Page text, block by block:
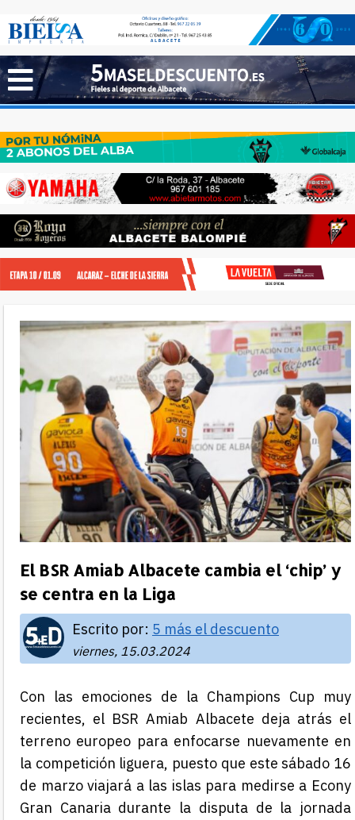
El BSR Amiab Albacete cambia el ‘chip’ y
se centra en la Liga
Escrito por: 5 más el descuento
viernes, 15.03.2024
Con las emociones de la Champions Cup muy
recientes, el BSR Amiab Albacete deja atrás el
terreno europeo para enfocarse nuevamente en
la competición liguera, puesto que este sábado 16
de marzo viajará a las islas para medirse a Econy
Gran Canaria durante la disputa de la jornada